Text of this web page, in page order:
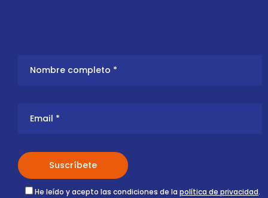
He leído y acepto las condiciones de la política de privacidad.